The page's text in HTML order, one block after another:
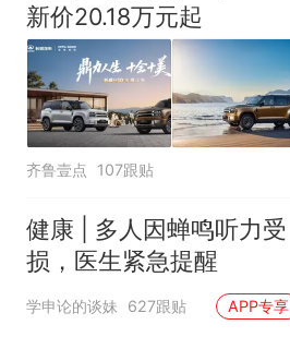
新价20.18万元起
齐鲁壹点 107跟贴
健康 | 多人因蝉鸣听力受
损，医生紧急提醒
学申论的谈妹 627跟贴 APP专享